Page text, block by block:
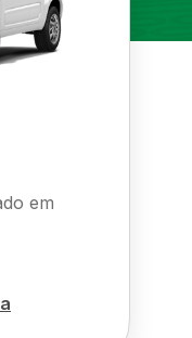
em